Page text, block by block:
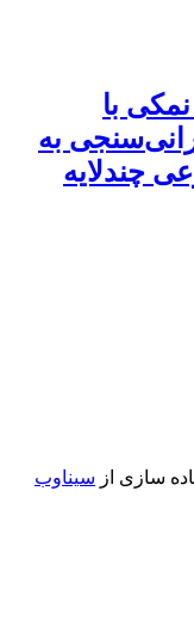
با
به
چندلایه
سازی از سیناوب